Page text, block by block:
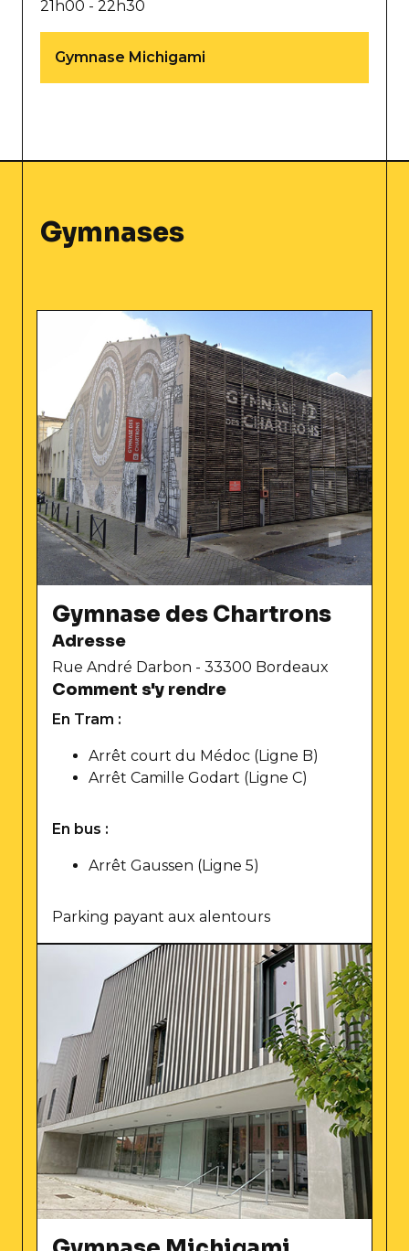
21h00 - 22h30
Gymnase Michigami
Gymnases
Gymnase des Chartrons
Adresse
Rue André Darbon - 33300 Bordeaux
Comment s'y rendre
En Tram :
Arrêt court du Médoc (Ligne B)
Arrêt Camille Godart (Ligne C)
En bus :
Arrêt Gaussen (Ligne 5)
Parking payant aux alentours